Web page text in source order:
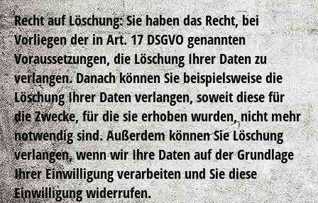
Recht auf Löschung: Sie haben das Recht, bei
Vorliegen der in Art. 17 DSGVO genannten
Voraussetzungen, die Löschung Ihrer Daten zu
verlangen. Danach können Sie beispielsweise die
Löschung Ihrer Daten verlangen, soweit diese für
die Zwecke, für die sie erhoben wurden, nicht mehr
notwendig sind. Außerdem können Sie Löschung
verlangen, wenn wir Ihre Daten auf der Grundlage
Ihrer Einwilligung verarbeiten und Sie diese
Einwilligung widerrufen.